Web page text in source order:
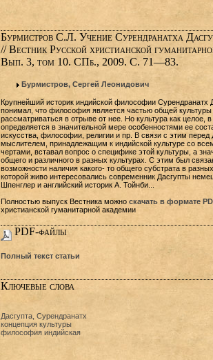
Бурмистров С.Л. Учение Сурендранатха
// Вестник Русской христианской
Вып. 3, том 10. СПб., 2009. С. 71—83.
Бурмистров, Сергей Леонидович
Крупнейший историк индийской философии Сурендранатх
понимал, что философия является частью общей
рассматриваться в отрыве от нее. Но культура как целое,
определяется в значительной мере особенностями ее
искусства, философии, религии и пр. В связи с этим перед
мыслителем, принадлежащим к индийской культуре со
чертами, вставал вопрос о специфике этой культуры, а
общего и различного в разных культурах. С этим был
возможности наличия какого- то общего субстрата в
которой живо интересовались современник Дасгупты
Шпенглер и английский историк А. Тойнби...
Полностью выпуск Вестника можно скачать в формате
христианской гуманитарной академии
PDF-файлы
Полный текст статьи
Ключевые слова
Дасгупта, Сурендранатх
концепция культуры
философия индийская